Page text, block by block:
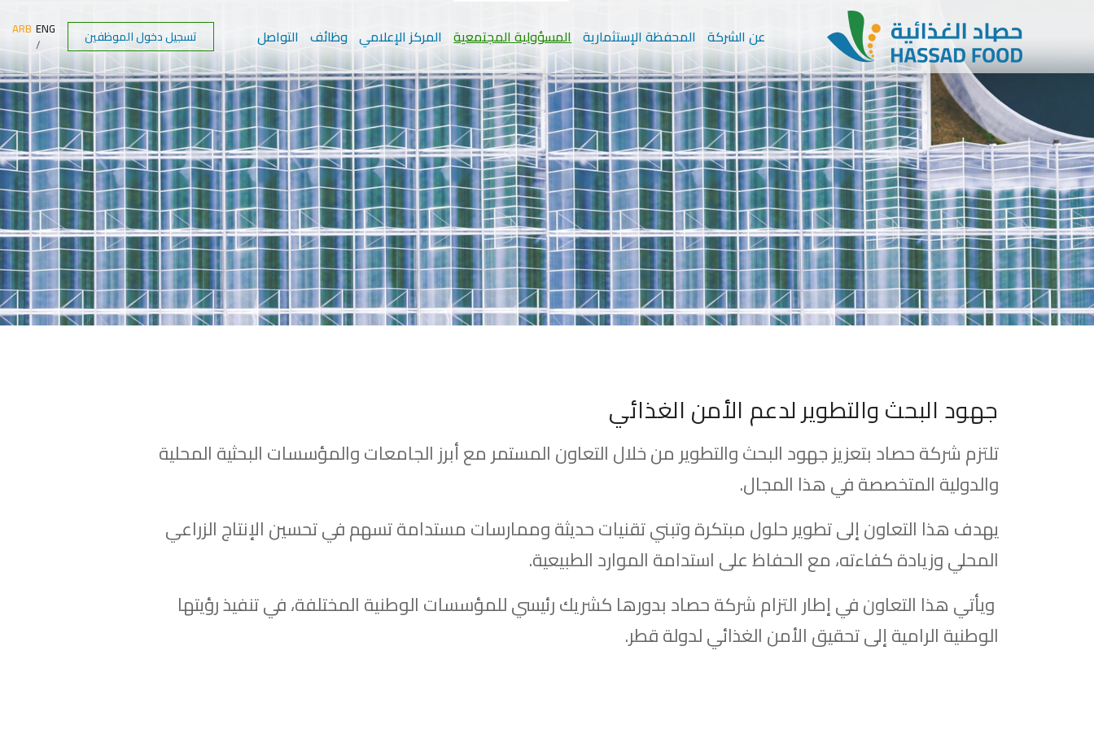
التواصل وظائف المركز الإعلامي المسؤولية المجتمعية المحفظة الإستثمارية عن الشركة تسجيل دخول الموظفين ENG
ARB
جهود البحث والتطوير لدعم الأمن الغذائي
تلتزم شركة حصاد بتعزيز جهود البحث والتطوير من خلال التعاون المستمر مع أبرز الجامعات والمؤسسات البحثية المحلية
والدولية المتخصصة في هذا المجال.
يهدف هذا التعاون إلى تطوير حلول مبتكرة وتبني تقنيات حديثة وممارسات مستدامة تسهم في تحسين الإنتاج الزراعي
المحلي وزيادة كفاءته، مع الحفاظ على استدامة الموارد الطبيعية.
ويأتي هذا التعاون في إطار التزام شركة حصاد بدورها كشريك رئيسي للمؤسسات الوطنية المختلفة، في تنفيذ رؤيتها
الوطنية الرامية إلى تحقيق الأمن الغذائي لدولة قطر.